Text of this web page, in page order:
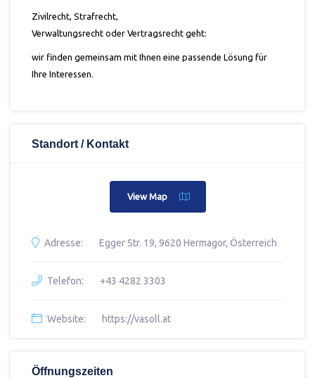
Zivilrecht, Strafrecht,
Verwaltungsrecht oder Vertragsrecht geht:
wir finden gemeinsam mit Ihnen eine passende Lösung für
Ihre Interessen.
Standort / Kontakt
View Map
Adresse: Egger Str. 19, 9620 Hermagor, Österreich
Telefon: +43 4282 3303
Website: https://vasoll.at
Öffnungszeiten